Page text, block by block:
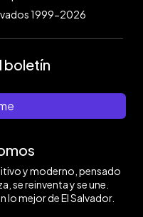
1999-2026
boletín
y moderno, pensado
se reinventa y se une.
mejor de El Salvador.